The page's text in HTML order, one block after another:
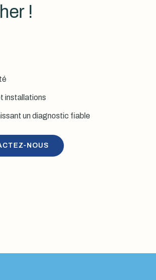
!
installations
un diagnostic fiable
NOUS